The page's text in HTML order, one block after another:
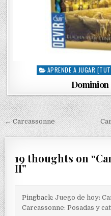
P
t
e
d
i
APRENDE A JUGAR
Dominion
N
← Carcassonne
19 thoughts on “
II”
Pingback:Juego de hoy:
Carcassonne: Posadas y